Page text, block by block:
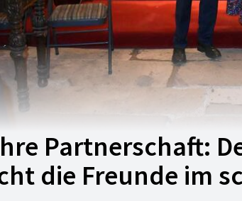
Partnerschaft:
die Freunde im